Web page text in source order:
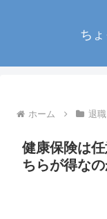
ち
ホーム 退職
健康保険は
ちらが得な